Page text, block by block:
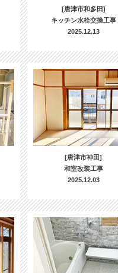
[唐津市和多田]
キッチン水栓交換工事
2025.12.13
[唐津市神田]
和室改装工事
2025.12.03